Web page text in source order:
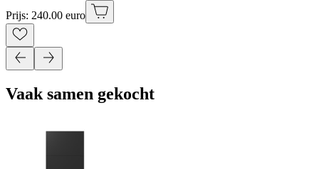
Prijs: 240.00 euro
Vaak samen gekocht